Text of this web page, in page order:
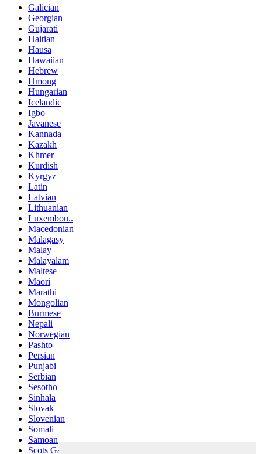
Galician
Georgian
Gujarati
Haitian
Hausa
Hawaiian
Hebrew
Hmong
Hungarian
Icelandic
Igbo
Javanese
Kannada
Kazakh
Khmer
Kurdish
Kyrgyz
Latin
Latvian
Lithuanian
Luxembou..
Macedonian
Malagasy
Malay
Malayalam
Maltese
Maori
Marathi
Mongolian
Burmese
Nepali
Norwegian
Pashto
Persian
Punjabi
Serbian
Sesotho
Sinhala
Slovak
Slovenian
Somali
Samoan
Scots Gaelic